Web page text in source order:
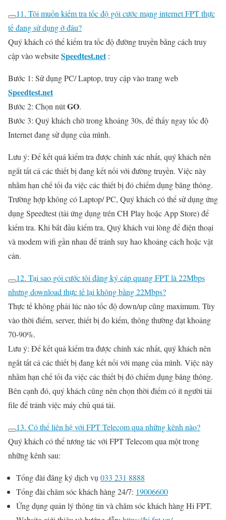
11. Tôi muốn kiểm tra tốc độ gói cước mạng internet FPT thực
tế đang sử dụng ở đâu?
Quý khách có thể kiểm tra tốc độ đường truyền bằng cách truy
cập vào websiteSpeedtest.net :
Bước 1: Sử dụng PC/ Laptop, truy cập vào trang web
Speedtest.net
Bước 2: Chọn nútGO.
Bước 3: Quý khách chờ trong khoảng 30s, để thấy ngay tốc độ
Internet đang sử dụng của mình.
Lưu ý: Để kết quả kiểm tra được chính xác nhất, quý khách nên
ngắt tất cả các thiết bị đang kết nối với đường truyền. Việc này
nhằm hạn chế tối đa việc các thiết bị đó chiếm dụng băng thông.
Trường hợp không có Laptop/ PC, Quý khách có thể sử dụng ứng
dụng Speedtest (tải ứng dụng trên CH Play hoặc App Store) để
kiểm tra. Khi bắt đầu kiểm tra, Quý khách vui lòng để điện thoại
và modem wifi gần nhau để tránh suy hao khoảng cách hoặc vật
cản.
12. Tại sao gói cước tôi đăng ký cáp quang FPT là 22Mbps
nhưng download thực tế lại không bằng 22Mbps?
Thực tế không phải lúc nào tốc độ down/up cũng maximum. Tùy
vào thời điểm, server, thiết bị đo kiểm, thông thường đạt khoảng
70-90%.
Lưu ý: Để kết quả kiểm tra được chính xác nhất, quý khách nên
ngắt tất cả các thiết bị đang kết nối với mạng của mình. Việc này
nhằm hạn chế tối đa việc các thiết bị đó chiếm dụng băng thông.
Bên cạnh đó, quý khách cũng nên chọn thời điểm có ít người tải
file để tránh việc máy chủ quá tải.
13. Có thể liên hệ với FPT Telecom qua những kênh nào?
Quý khách có thể tương tác với FPT Telecom qua một trong
những kênh sau:
Tổng đài đăng ký dịch vụ 033 231 8888
Tổng đài chăm sóc khách hàng 24/7: 19006600
Ứng dụng quản lý thông tin và chăm sóc khách hàng Hi FPT.